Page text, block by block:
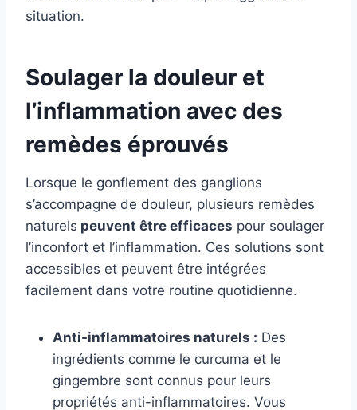
situation.
Soulager la douleur et
l’inflammation avec des
remèdes éprouvés
Lorsque le gonflement des ganglions
s’accompagne de douleur, plusieurs remèdes
naturels peuvent être efficaces pour soulager
l’inconfort et l’inflammation. Ces solutions sont
accessibles et peuvent être intégrées
facilement dans votre routine quotidienne.
Anti-inflammatoires naturels : Des
ingrédients comme le curcuma et le
gingembre sont connus pour leurs
propriétés anti-inflammatoires. Vous